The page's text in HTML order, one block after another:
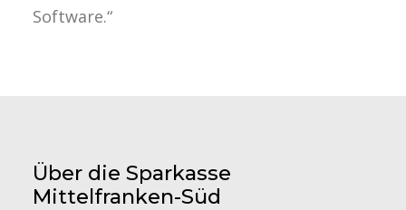
Software.“
Über die Sparkasse
Mittelfranken-Süd